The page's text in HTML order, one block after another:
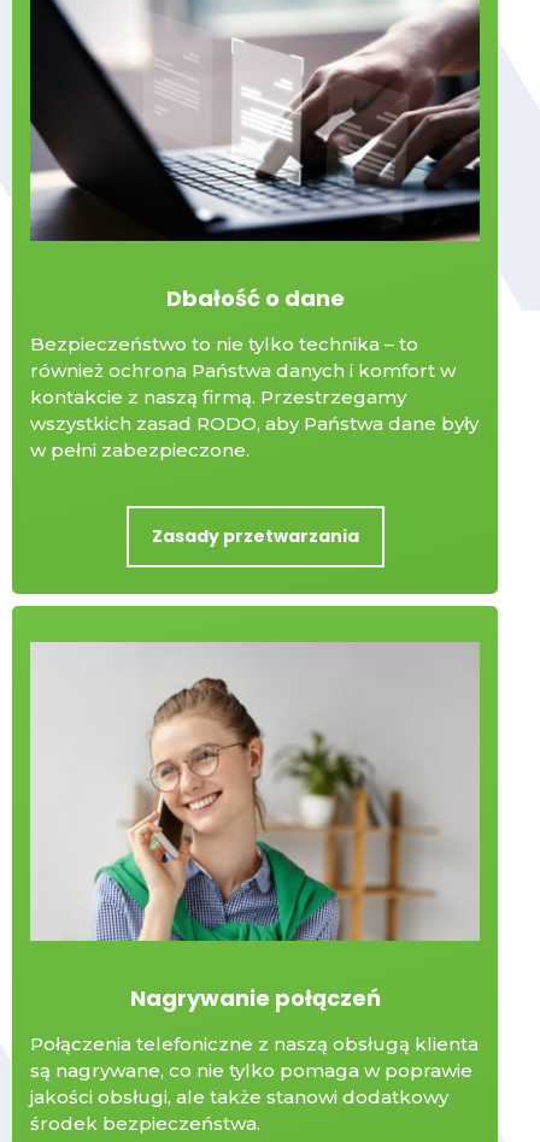
Dbałość o dane
Bezpieczeństwo to nie tylko technika – to
również ochrona Państwa danych i komfort w
kontakcie z naszą firmą. Przestrzegamy
wszystkich zasad RODO, aby Państwa dane były
w pełni zabezpieczone.
Zasady przetwarzania
Nagrywanie połączeń
Połączenia telefoniczne z naszą obsługą klienta
są nagrywane, co nie tylko pomaga w poprawie
jakości obsługi, ale także stanowi dodatkowy
środek bezpieczeństwa.